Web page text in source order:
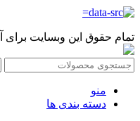
تمام حقوق این وبسایت
منو
دسته بندی ها